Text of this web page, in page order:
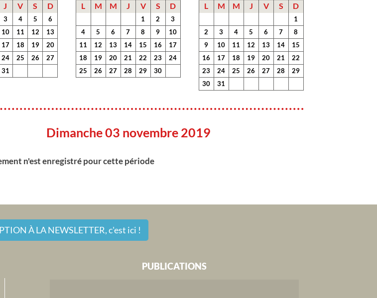
J V S D
3 4 5
6
10 11 12
13
17 18 19
20
24 25 26
27
31
L M M J V S D
1 2
3
4
5 6 7 8 9
10
11
12 13 14 15 16
17
18
19 20 21 22 23
24
25
26 27 28 29 30
L M M J V S D
1
2
3 4 5 6 7
8
9
10 11 12 13 14
15
16
17 18 19 20 21
22
23
24 25 26 27 28
29
30
31
Dimanche 03 novembre 2019
n'est enregistré pour cette période
À LA NEWSLETTER,c'est ici !
PUBLICATIONS